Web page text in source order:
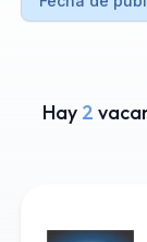
Hay 2